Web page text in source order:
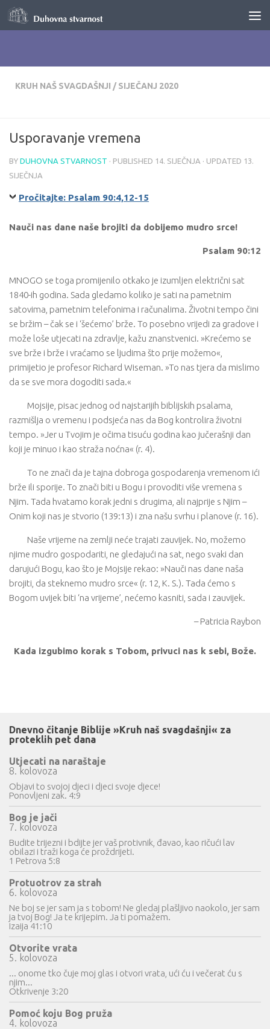
Skip to content
KRUH NAŠ SVAGDAŠNJI / SIJEČANJ 2020
Usporavanje vremena
BY DUHOVNA STVARNOST · PUBLISHED 14. SIJEČNJA · UPDATED 13.
SIJEČNJA
Pročitajte: Psalam 90:4,12-15
Nauči nas dane naše brojiti da dobijemo mudro srce!
Psalam 90:12
MNOGO se toga promijenilo otkako je izumljen električni sat
1840-ih godina. Sada gledamo koliko je sati na pametnim
satovima, pametnim telefonima i računalima. Životni tempo čini
se bržim – čak se i ‘šećemo’ brže. To posebno vrijedi za gradove i
može loše utjecati na zdravlje, kažu znanstvenici. »Krećemo se
sve brže i brže i vraćamo se ljudima što prije možemo«,
primijetio je profesor Richard Wiseman. »To nas tjera da mislimo
da se sve mora dogoditi sada.«
Mojsije, pisac jednog od najstarijih biblijskih psalama,
razmišlja o vremenu i podsjeća nas da Bog kontrolira životni
tempo. »Jer u Tvojim je očima tisuću godina kao jučerašnji dan
koji je minuo i kao straža noćna« (r. 4).
To ne znači da je tajna dobroga gospodarenja vremenom ići
brže ili sporije. To znači biti u Bogu i provoditi više vremena s
Njim. Tada hvatamo korak jedni s drugima, ali najprije s Njim –
Onim koji nas je stvorio (139:13) i zna našu svrhu i planove (r. 16).
Naše vrijeme na zemlji neće trajati zauvijek. No, možemo
njime mudro gospodariti, ne gledajući na sat, nego svaki dan
darujući Bogu, kao što je Mojsije rekao: »Nauči nas dane naša
brojiti, da steknemo mudro srce« (r. 12, K. S.). Tada ćemo s
Bogom uvijek biti ‘na vrijeme’, nećemo kasniti, sada i zauvijek.
– Patricia Raybon
Kada izgubimo korak s Tobom, privuci nas k sebi, Bože.
Dnevno čitanje Biblije »Kruh naš svagdašnji« za
proteklih pet dana
Utjecati na naraštaje
8. kolovoza
Objavi to svojoj djeci i djeci svoje djece!
Ponovljeni zak. 4:9
Bog je jači
7. kolovoza
Budite trijezni i bdijte jer vaš protivnik, đavao, kao ričući lav
obilazi i traži koga će proždrijeti.
1 Petrova 5:8
Protuotrov za strah
6. kolovoza
Ne boj se jer sam ja s tobom! Ne gledaj plašljivo naokolo, jer sam
ja tvoj Bog! Ja te krijepim. Ja ti pomažem.
Izaija 41:10
Otvorite vrata
5. kolovoza
... onome tko čuje moj glas i otvori vrata, ući ću i večerat ću s
njim...
Otkrivenje 3:20
Pomoć koju Bog pruža
4. kolovoza